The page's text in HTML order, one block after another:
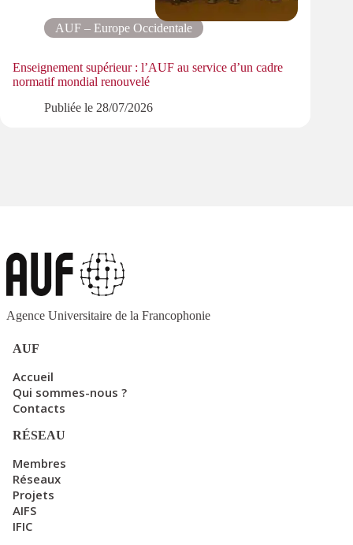
AUF – Europe Occidentale
Enseignement supérieur : l’AUF au service d’un cadre
normatif mondial renouvelé
Publiée le 28/07/2026
Agence Universitaire de la Francophonie
AUF
Accueil
Qui sommes-nous ?
Contacts
RÉSEAU
Membres
Réseaux
Projets
AIFS
IFIC